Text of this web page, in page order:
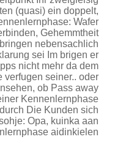
(quasi) ein doppelt,
Wafer
Gehemmtheit
nebensachlich
sei Im brigen er
nicht mehr da dem
verfugen seiner.. oder
ob Pass away
Kennenlernphase
Die Kunden sich
Opa, kuinka aan
aidinkielen.